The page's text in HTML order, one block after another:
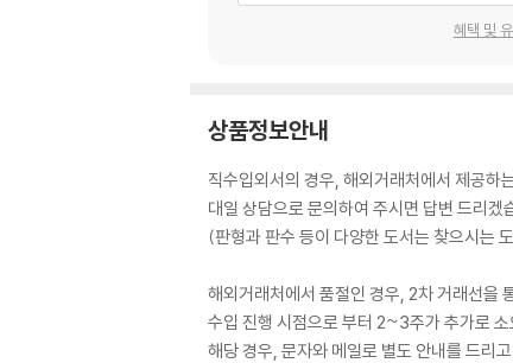
혜택 및
상품정보안내
직수입외서의 경우, 해외거래처에서 제공하
대일 상담으로 문의하여 주시면 답변 드리겠
(판형과 판수 등이 다양한 도서는 찾으시는
해외거래처에서 품절인 경우, 2차 거래선을
수입 진행 시점으로 부터 2~3주가 추가로
해당 경우, 문자와 메일로 별도 안내를 드리